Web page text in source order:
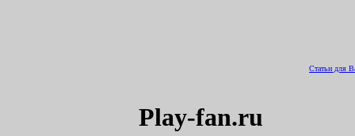
Статьи для
Play-fan.ru